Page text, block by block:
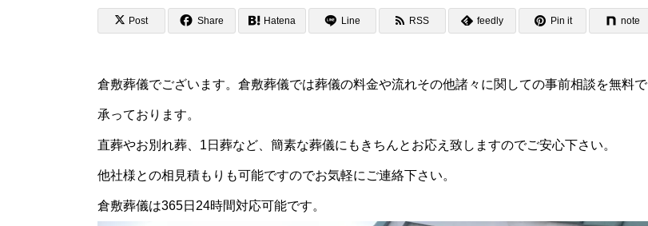
Post Share Hatena Line RSS feedly Pin it note
倉敷葬儀でございます。倉敷葬儀では葬儀の料金や流れその他諸々に関しての事前相談を無料で
承っております。
直葬やお別れ葬、1日葬など、簡素な葬儀にもきちんとお応え致しますのでご安心下さい。
他社様との相見積もりも可能ですのでお気軽にご連絡下さい。
倉敷葬儀は365日24時間対応可能です。